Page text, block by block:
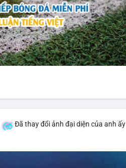
Đã thay đổi ảnh đại diện của anh ấy